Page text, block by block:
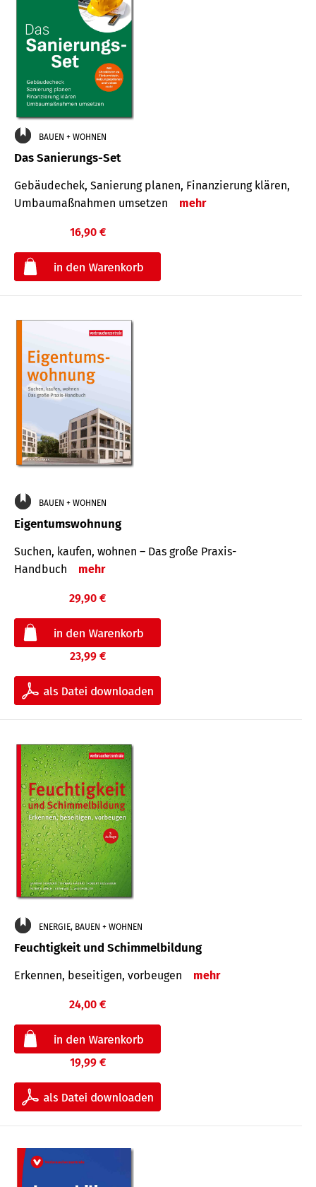
BAUEN + WOHNEN
Das Sanierungs-Set
Gebäudechek, Sanierung planen, Finanzierung klären,
Umbaumaßnahmen umsetzen
mehr
16,90 €
BAUEN + WOHNEN
Eigentumswohnung
Suchen, kaufen, wohnen – Das große Praxis-
Handbuch
mehr
29,90 €
23,99 €
ENERGIE, BAUEN + WOHNEN
Feuchtigkeit und Schimmelbildung
Erkennen, beseitigen, vorbeugen mehr
24,00 €
19,99 €